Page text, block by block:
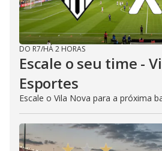
DO R7/HÁ 2 HORAS
Escale o seu time -
Esportes
Escale o Vila Nova para a próxima